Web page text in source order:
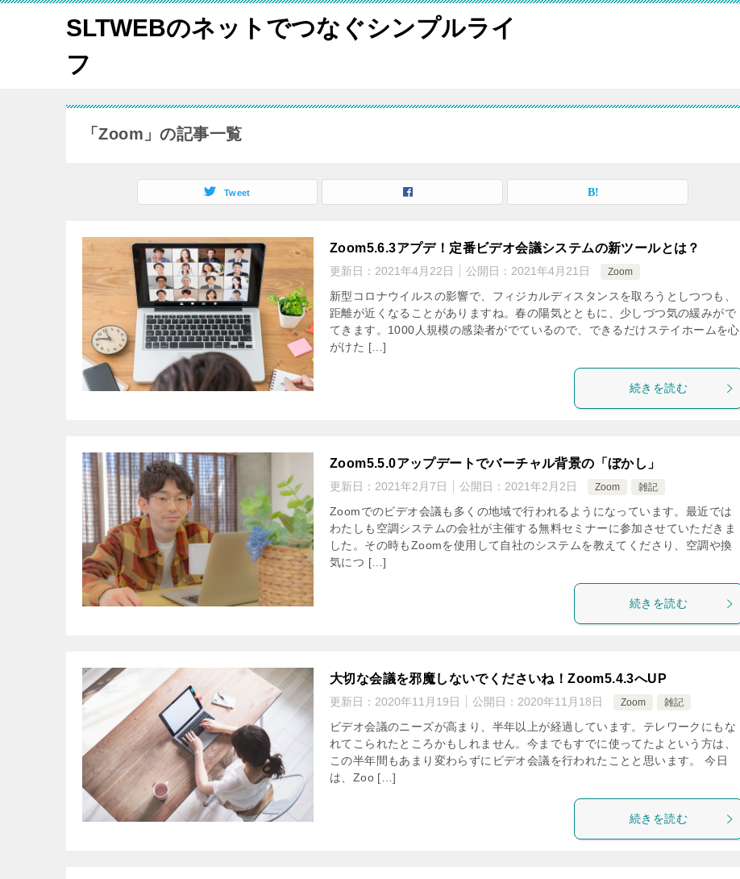
SLTWEBのネットでつなぐシンプルライ
フ
「Zoom」の記事一覧
Tweet
Zoom5.6.3アプデ！定番ビデオ会議システムの新ツールとは？
更新日： 2021年4月22日 公開日： 2021年4月21日 Zoom
新型コロナウイルスの影響で、フィジカルディスタンスを取ろうとしつつも、
距離が近くなることがありますね。春の陽気とともに、少しづつ気の緩みがで
てきます。1000人規模の感染者がでているので、できるだけステイホームを心
がけた […]
続きを読む
Zoom5.5.0アップデートでバーチャル背景の「ぼかし」
更新日： 2021年2月7日 公開日： 2021年2月2日 Zoom 雑記
Zoomでのビデオ会議も多くの地域で行われるようになっています。最近では
わたしも空調システムの会社が主催する無料セミナーに参加させていただきま
した。その時もZoomを使用して自社のシステムを教えてくださり、空調や換
気につ […]
続きを読む
大切な会議を邪魔しないでくださいね！Zoom5.4.3へUP
更新日： 2020年11月19日 公開日： 2020年11月18日 Zoom 雑記
ビデオ会議のニーズが高まり、半年以上が経過しています。テレワークにもな
れてこられたところかもしれません。今までもすでに使ってたよという方は、
この半年間もあまり変わらずにビデオ会議を行われたことと思います。 今日
は、Zoo […]
続きを読む